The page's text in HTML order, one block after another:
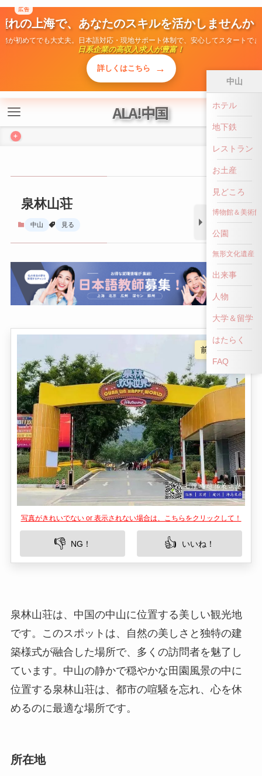
広告
れの上海で、あなたのスキルを活かしませんか
が初めてでも大丈夫。日本語対応・現地サポート体制で、安心してスタートで
日系企業の高収入求人が豊富！
詳しくはこちら →
ALA!中国
泉林山荘
前へ戻る
写真がきれいでない or 表示されない場合は、こちらをクリックして！
👎 NG！ 👍 いいね！
泉林山荘は、中国の中山に位置する美しい観光地
です。このスポットは、自然の美しさと独特の建
めるのに最適な場所です。
所在地
住所は中国広東省中山市石岐区に位置していま
リアで、自然が豊かでありつつも市内中心部から
中山
ホテル
地下鉄
レストラン
お土産
見どころ
博物館＆美術館
公園
無形文化遺産
出来事
人物
大学＆留学
はたらく
FAQ